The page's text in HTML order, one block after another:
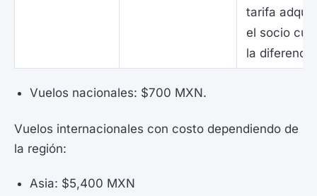
tarifa
el socio
la
Vuelos nacionales: $700 MXN.
Vuelos internacionales con costo dependiendo de
la región:
Asia: $5,400 MXN